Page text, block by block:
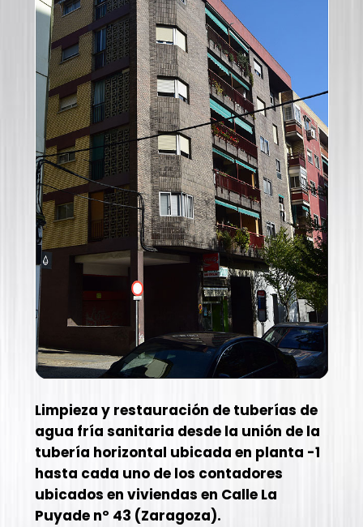
Limpieza y restauración de tuberías de
agua fría sanitaria desde la unión de la
tubería horizontal ubicada en planta -1
hasta cada uno de los contadores
ubicados en viviendas en Calle La
Puyade nº 43 (Zaragoza).